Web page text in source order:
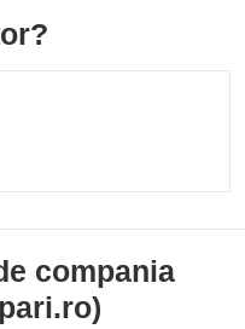
compania